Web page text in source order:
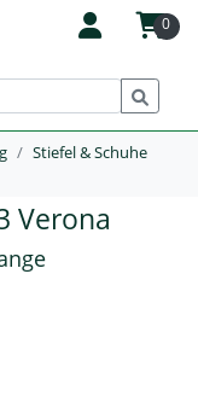
0
Stiefel & Schuhe
Verona